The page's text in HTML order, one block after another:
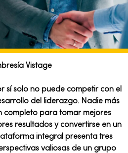
Vistage
sí solo no puede competir con el
del liderazgo. Nadie más
completo para tomar mejores
resultados y convertirse en un
integral presenta tres
valiosas de un grupo